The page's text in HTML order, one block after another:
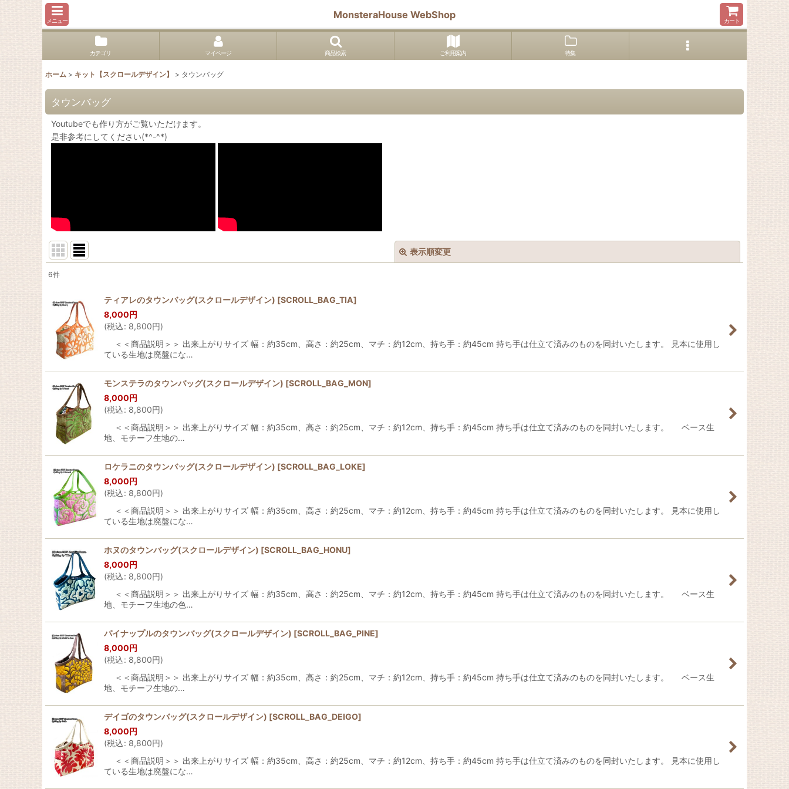
メニュー
MonsteraHouse WebShop
カート
カテゴリ マイページ 商品検索 ご利用案内 特集
ホーム > キット【スクロールデザイン】 > タウンバッグ
タウンバッグ
Youtubeでも作り方がご覧いただけます。
是非参考にしてください(*^-^*)
表示順変更
並び順
絞り込む
6件
ティアレのタウンバッグ(スクロールデザイン) [SCROLL_BAG_TIA]
8,000円
(税込: 8,800円)
＜＜商品説明＞＞ 出来上がりサイズ 幅：約35cm、高さ：約25cm、マチ：約12cm、持ち手：約45cm 持ち手は仕立て済みのものを同封いたします。 見本に使用し
ている生地は廃盤にな…
モンステラのタウンバッグ(スクロールデザイン) [SCROLL_BAG_MON]
8,000円
(税込: 8,800円)
＜＜商品説明＞＞ 出来上がりサイズ 幅：約35cm、高さ：約25cm、マチ：約12cm、持ち手：約45cm 持ち手は仕立て済みのものを同封いたします。 ベース生
地、モチーフ生地の…
ロケラニのタウンバッグ(スクロールデザイン) [SCROLL_BAG_LOKE]
8,000円
(税込: 8,800円)
＜＜商品説明＞＞ 出来上がりサイズ 幅：約35cm、高さ：約25cm、マチ：約12cm、持ち手：約45cm 持ち手は仕立て済みのものを同封いたします。 見本に使用し
ている生地は廃盤にな…
ホヌのタウンバッグ(スクロールデザイン) [SCROLL_BAG_HONU]
8,000円
(税込: 8,800円)
＜＜商品説明＞＞ 出来上がりサイズ 幅：約35cm、高さ：約25cm、マチ：約12cm、持ち手：約45cm 持ち手は仕立て済みのものを同封いたします。 ベース生
地、モチーフ生地の色…
パイナップルのタウンバッグ(スクロールデザイン) [SCROLL_BAG_PINE]
8,000円
(税込: 8,800円)
＜＜商品説明＞＞ 出来上がりサイズ 幅：約35cm、高さ：約25cm、マチ：約12cm、持ち手：約45cm 持ち手は仕立て済みのものを同封いたします。 ベース生
地、モチーフ生地の…
デイゴのタウンバッグ(スクロールデザイン) [SCROLL_BAG_DEIGO]
8,000円
(税込: 8,800円)
＜＜商品説明＞＞ 出来上がりサイズ 幅：約35cm、高さ：約25cm、マチ：約12cm、持ち手：約45cm 持ち手は仕立て済みのものを同封いたします。 見本に使用し
ている生地は廃盤にな…